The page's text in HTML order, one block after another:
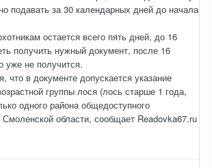
подавать за 30 календарных дней до начала
остается всего пять дней, до 16
получить нужный документ, после 16
уже не получится.
что в документе допускается указание
группы лося (лось старше 1 года,
одного района общедоступного
Смоленской области, сообщает Readovka67.ru